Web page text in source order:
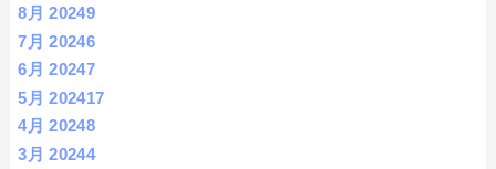
8月 20249
7月 20246
6月 20247
5月 202417
4月 20248
3月 20244